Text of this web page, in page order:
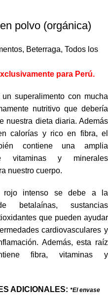
polvo (orgánica)
, Beterraga, Todos los
para Perú.
superalimento con mucha
nutritivo que debería
nuestra dieta diaria. Además
calorías y rico en fibra, el
contiene una amplia
vitaminas y minerales
nuestro cuerpo.
rojo intenso se debe a la
betalaínas, sustancias
que pueden ayudar
cardiovasculares y
Además, esta raíz
fibra, vitaminas y
ADICIONALES: *El envase